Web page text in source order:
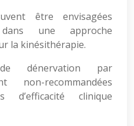
être envisagées
une approche
la kinésithérapie.
dénervation par
non-recommandées
d’efficacité clinique